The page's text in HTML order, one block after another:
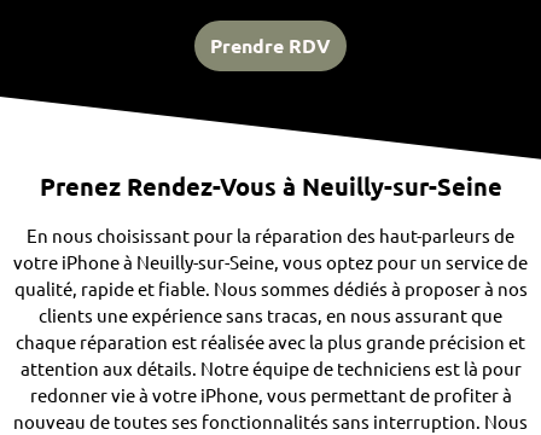
Prendre RDV
Prenez Rendez-Vous à Neuilly-sur-Seine
En nous choisissant pour la réparation des haut-parleurs de
votre iPhone à Neuilly-sur-Seine, vous optez pour un service de
qualité, rapide et fiable. Nous sommes dédiés à proposer à nos
clients une expérience sans tracas, en nous assurant que
chaque réparation est réalisée avec la plus grande précision et
attention aux détails. Notre équipe de techniciens est là pour
redonner vie à votre iPhone, vous permettant de profiter à
nouveau de toutes ses fonctionnalités sans interruption. Nous